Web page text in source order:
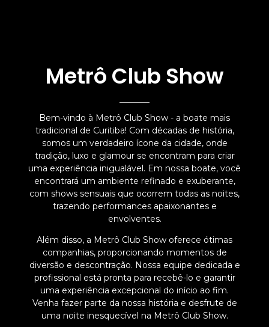
Metrô Club Show
Bem-vindo à Metrô Club Show - a boate mais
tradicional de Curitiba! Com décadas de história,
somos um verdadeiro ícone da cidade, onde
tradição, luxo e glamour se encontram para criar
uma experiência inigualável. Em nossa boate, você
encontrará um ambiente refinado e exuberante,
com shows sensuais que ocorrem todas as noites,
trazendo performances apaixonantes e
envolventes.
Além disso, a Metrô Club Show oferece ótimas
companhias, proporcionando momentos de
diversão e descontração. Nossa equipe dedicada e
profissional está pronta para recebê-lo e garantir
uma experiência excepcional do início ao fim.
Venha fazer parte da nossa história e desfrute de
uma noite inesquecível na Metrô Club Show.